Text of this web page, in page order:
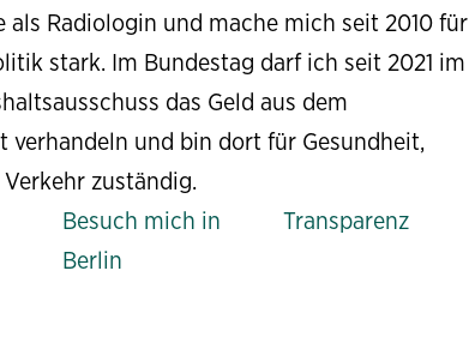
als Radiologin und mache mich seit 2010 für
stark. Im Bundestag darf ich seit 2021 im
das Geld aus dem
verhandeln und bin dort für Gesundheit,
zuständig.
Besuch mich in
Berlin
Transparenz